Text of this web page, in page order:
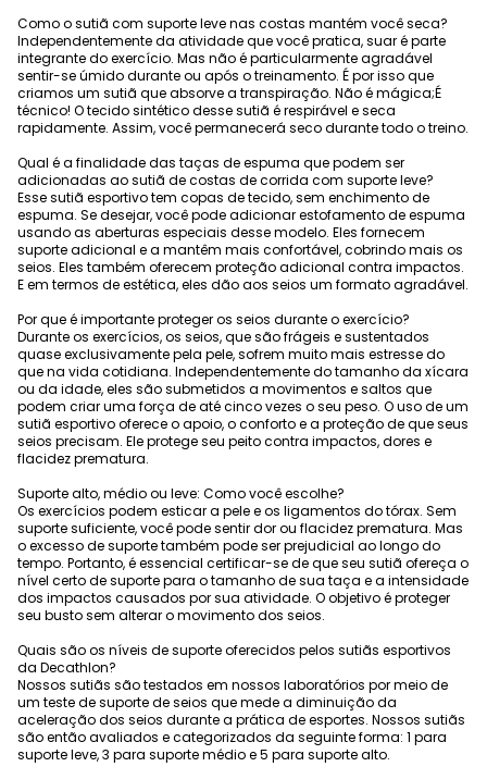
Como o sutiã com suporte leve nas costas mantém você seca?
Independentemente da atividade que você pratica, suar é parte
integrante do exercício. Mas não é particularmente agradável
sentir-se úmido durante ou após o treinamento. É por isso que
criamos um sutiã que absorve a transpiração. Não é mágica;É
técnico! O tecido sintético desse sutiã é respirável e seca
rapidamente. Assim, você permanecerá seco durante todo o treino.
Qual é a finalidade das taças de espuma que podem ser
adicionadas ao sutiã de costas de corrida com suporte leve?
Esse sutiã esportivo tem copas de tecido, sem enchimento de
espuma. Se desejar, você pode adicionar estofamento de espuma
usando as aberturas especiais desse modelo. Eles fornecem
suporte adicional e a mantêm mais confortável, cobrindo mais os
seios. Eles também oferecem proteção adicional contra impactos.
E em termos de estética, eles dão aos seios um formato agradável.
Por que é importante proteger os seios durante o exercício?
Durante os exercícios, os seios, que são frágeis e sustentados
quase exclusivamente pela pele, sofrem muito mais estresse do
que na vida cotidiana. Independentemente do tamanho da xícara
ou da idade, eles são submetidos a movimentos e saltos que
podem criar uma força de até cinco vezes o seu peso. O uso de um
sutiã esportivo oferece o apoio, o conforto e a proteção de que seus
seios precisam. Ele protege seu peito contra impactos, dores e
flacidez prematura.
Suporte alto, médio ou leve: Como você escolhe?
Os exercícios podem esticar a pele e os ligamentos do tórax. Sem
suporte suficiente, você pode sentir dor ou flacidez prematura. Mas
o excesso de suporte também pode ser prejudicial ao longo do
tempo. Portanto, é essencial certificar-se de que seu sutiã ofereça o
nível certo de suporte para o tamanho de sua taça e a intensidade
dos impactos causados por sua atividade. O objetivo é proteger
seu busto sem alterar o movimento dos seios.
Quais são os níveis de suporte oferecidos pelos sutiãs esportivos
da Decathlon?
Nossos sutiãs são testados em nossos laboratórios por meio de
um teste de suporte de seios que mede a diminuição da
aceleração dos seios durante a prática de esportes. Nossos sutiãs
são então avaliados e categorizados da seguinte forma: 1 para
suporte leve, 3 para suporte médio e 5 para suporte alto.